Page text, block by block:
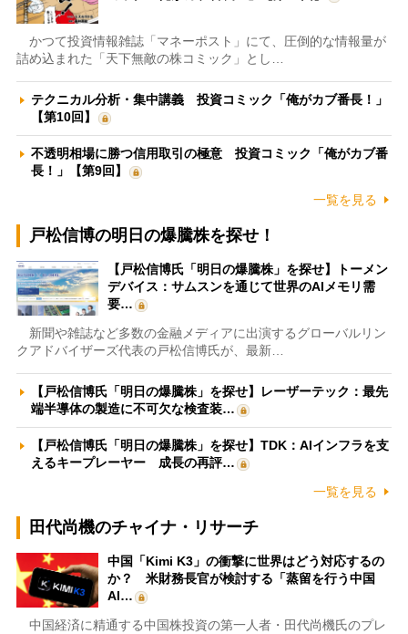
かつて投資情報雑誌「マネーポスト」にて、圧倒的な情報量が
詰め込まれた「天下無敵の株コミック」とし…
テクニカル分析・集中講義 投資コミック「俺がカブ番長！」
【第10回】
不透明相場に勝つ信用取引の極意 投資コミック「俺がカブ番
長！」【第9回】
一覧を見る
戸松信博の明日の爆騰株を探せ！
【戸松信博氏「明日の爆騰株」を探せ】トーメン
デバイス：サムスンを通じて世界のAIメモリ需
要…
新聞や雑誌など多数の金融メディアに出演するグローバルリン
クアドバイザーズ代表の戸松信博氏が、最新…
【戸松信博氏「明日の爆騰株」を探せ】レーザーテック：最先
端半導体の製造に不可欠な検査装…
【戸松信博氏「明日の爆騰株」を探せ】TDK：AIインフラを支
えるキープレーヤー 成長の再評…
一覧を見る
田代尚機のチャイナ・リサーチ
中国「Kimi K3」の衝撃に世界はどう対応するの
か？ 米財務長官が検討する「蒸留を行う中国
AI…
中国経済に精通する中国株投資の第一人者・田代尚機氏のプレ